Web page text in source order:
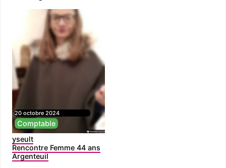
20 octobre 2024
Comptable
yseult
Rencontre Femme 44 ans
Argenteuil